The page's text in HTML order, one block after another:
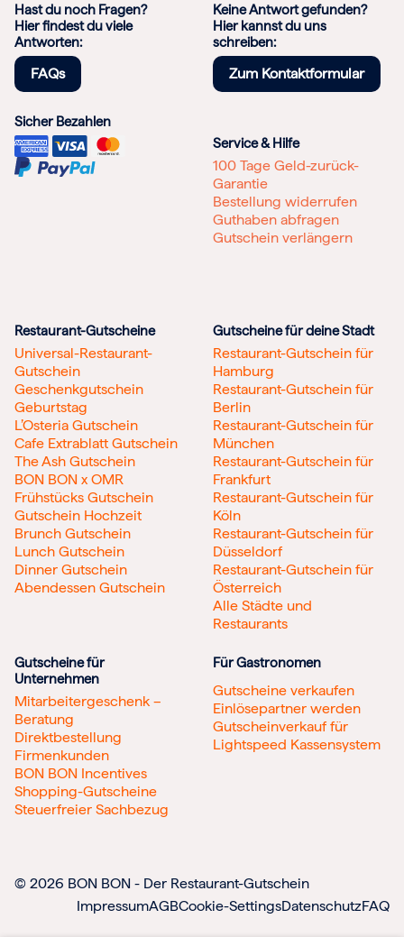
Hast du noch Fragen?
Hier findest du viele
Antworten:
FAQs
Keine Antwort gefunden?
Hier kannst du uns
schreiben:
Zum Kontaktformular
Sicher Bezahlen
Service & Hilfe
100 Tage Geld-zurück-
Garantie
Bestellung widerrufen
Guthaben abfragen
Gutschein verlängern
Restaurant-Gutscheine
Universal-Restaurant-
Gutschein
Geschenkgutschein
Geburtstag
L’Osteria Gutschein
Cafe Extrablatt Gutschein
The Ash Gutschein
BON BON x OMR
Frühstücks Gutschein
Gutschein Hochzeit
Brunch Gutschein
Lunch Gutschein
Dinner Gutschein
Abendessen Gutschein
Gutscheine für deine Stadt
Restaurant-Gutschein für
Hamburg
Restaurant-Gutschein für
Berlin
Restaurant-Gutschein für
München
Restaurant-Gutschein für
Frankfurt
Restaurant-Gutschein für
Köln
Restaurant-Gutschein für
Düsseldorf
Restaurant-Gutschein für
Österreich
Alle Städte und
Restaurants
Gutscheine für
Unternehmen
Mitarbeitergeschenk –
Beratung
Direktbestellung
Firmenkunden
BON BON Incentives
Shopping-Gutscheine
Steuerfreier Sachbezug
Für Gastronomen
Gutscheine verkaufen
Einlösepartner werden
Gutscheinverkauf für
Lightspeed Kassensystem
© 2026 BON BON - Der Restaurant-Gutschein
ImpressumAGBCookie-SettingsDatenschutzFAQ